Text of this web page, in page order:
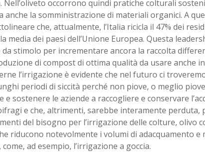
Nell’oliveto occorrono quindi pratiche colturali
anche la somministrazione di materiali organici. A
che, attualmente, l’Italia ricicla il 47% dei
media dei paesi dell’Unione Europea. Questa
stimolo per incrementare ancora la raccolta
di compost di ottima qualità da usare anche
l’irrigazione è evidente che nel futuro ci
periodi di siccità perché non piove, o meglio
sostenere le aziende a raccogliere e conservare
e che, altrimenti, sarebbe interamente perduta,
del bisogno per l’irrigazione delle colture, olivo
riducono notevolmente i volumi di adacquamento e
come, ad esempio, l’irrigazione a goccia.